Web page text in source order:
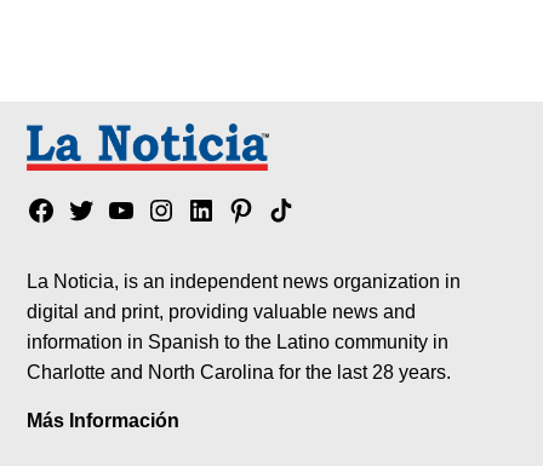
Facebook
TwitterYouTubeInstagram
LinkedinPinterest
Tik
La Noticia, is an independent news organization in
digital and print, providing valuable news and
information in Spanish to the Latino community in
Charlotte and North Carolina for the last 28 years.
Más Información